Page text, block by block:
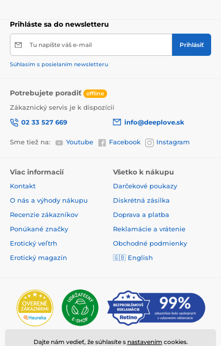
Prihláste sa do newsletteru
Tu napíšte váš e-mail Prihlásiť
Súhlasím s posielaním newsletteru
Potrebujete poradiť offline
Zákaznický servis je k dispozícii
02 33 527 669
info@deeplove.sk
Sme tiež na: Youtube Facebook Instagram
Viac informacií
Kontakt
O nás a výhody nákupu
Recenzie zákazníkov
Ponúkané značky
Erotický veľtrh
Erotický magazín
Všetko k nákupu
Darčekové poukazy
Diskrétná zásilka
Doprava a platba
Reklamácie a vrátenie
Obchodné podmienky
🇬🇧 English
Dajte nám vedieť, že súhlasíte s nastavením cookies.